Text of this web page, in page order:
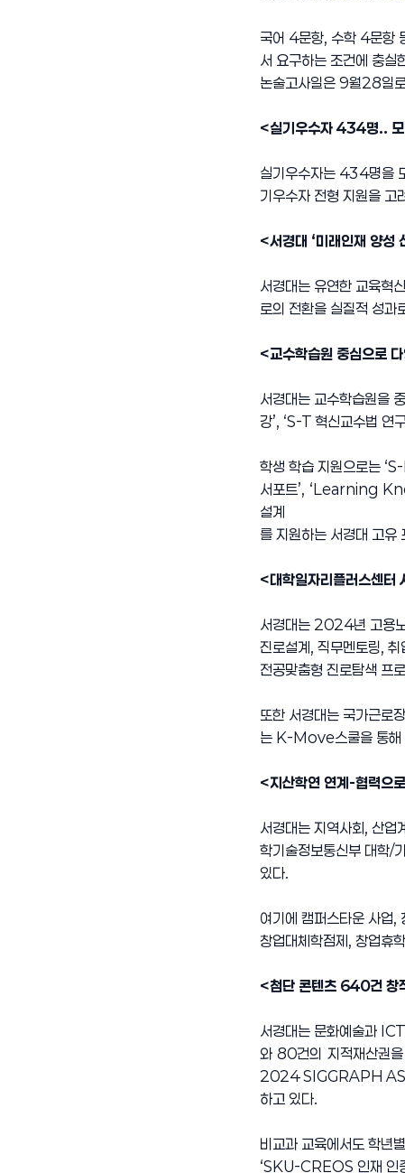
국어 4문항, 수학 4문항
서 요구하는 조건에 충실
논술고사일은 9월28일
<실기우수자 434명.. 모
실기우수자는 434명을
기우수자 전형 지원을 고
<서경대 ‘미래인재 양성
서경대는 유연한 교육혁
로의 전환을 실질적 성과
<교수학습원 중심으로
서경대는 교수학습원을
강’, ‘S-T 혁신교수법 연
학생 학습 지원으로는
서포트’, ‘Learning
설계
를 지원하는 서경대 고
<대학일자리플러스센터
서경대는 2024년 고용
진로설계, 직무멘토링,
전공맞춤형 진로탐색 프
또한 서경대는 국가근로
는 K-Move스쿨을 통해
<지산학연 연계-협력으
서경대는 지역사회, 산업
학기술정보통신부 대학/
있다.
여기에 캠퍼스타운 사업
창업대체학점제, 창업휴
<첨단 콘텐츠 640건 창
서경대는 문화예술과
와 80건의 지적재산권
2024 SIGGRAPH ASIA
하고 있다.
비교과 교육에서도 학년
‘SKU-CREOS 인재 인